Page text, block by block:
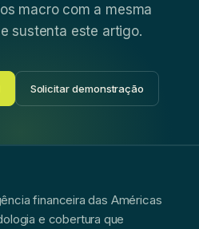
macro com a mesma
sustenta este artigo.
Solicitar demonstração
financeira das Américas
e cobertura que